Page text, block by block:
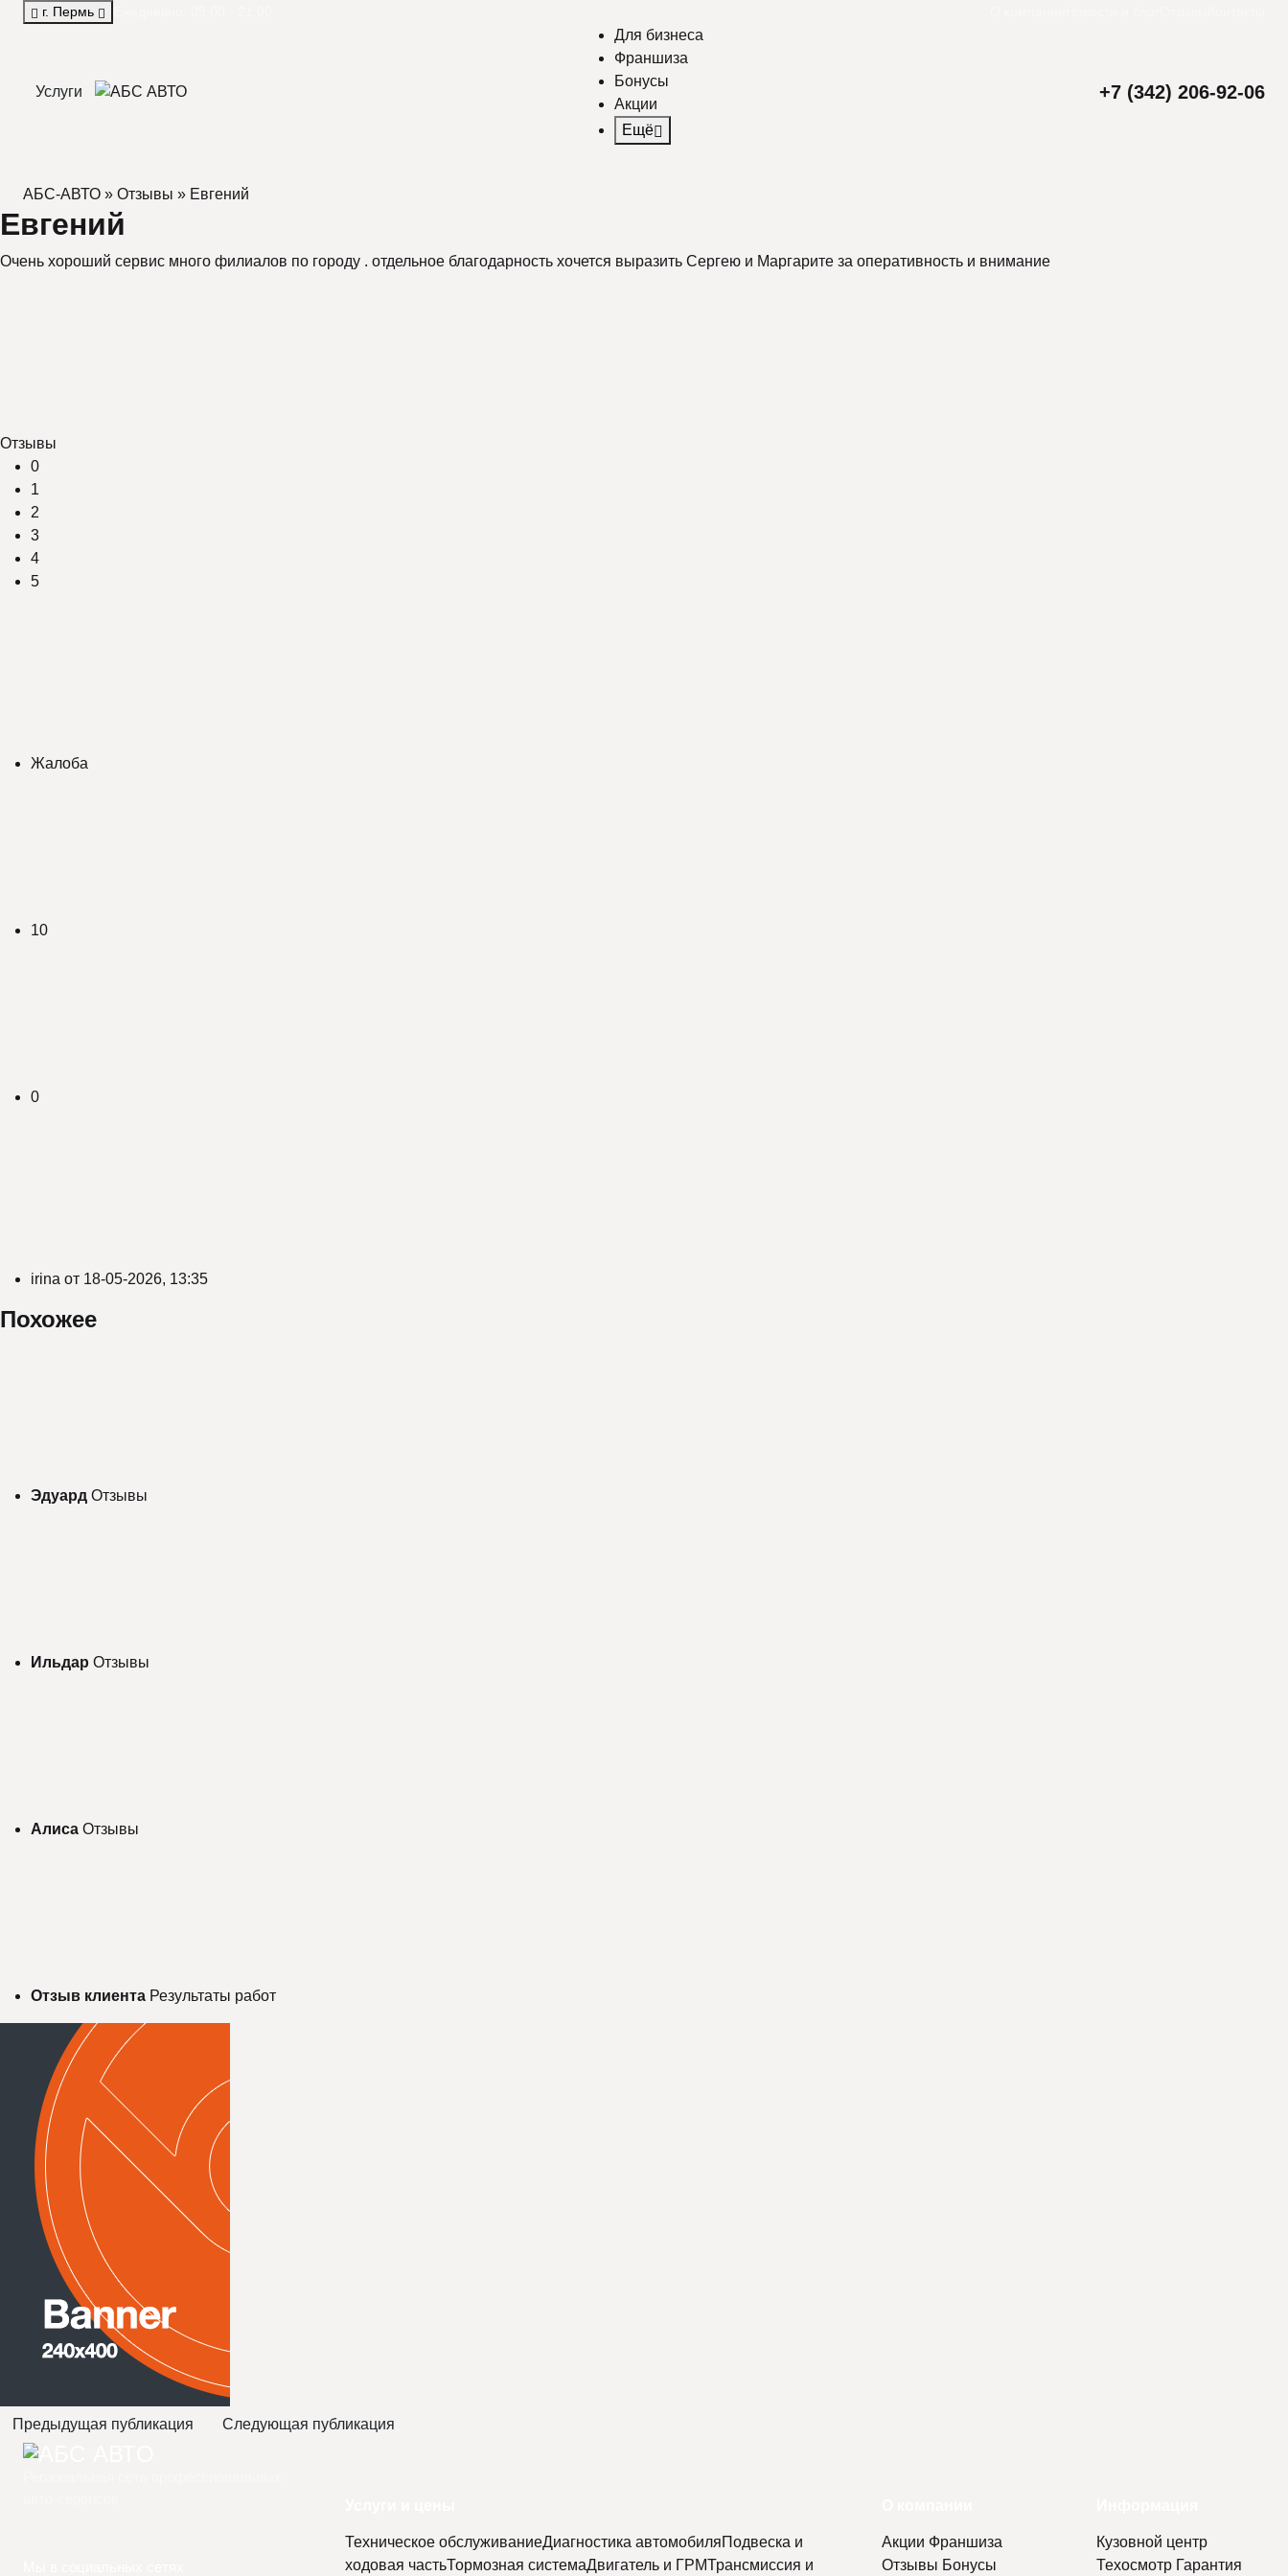
г. Пермь
Услуги
Для бизнеса
Франшиза
Бонусы
Акции
Ещё
+7 (342) 206-92-06
АБС-АВТО » Отзывы » Евгений
Евгений
Очень хороший сервис много филиалов по городу . отдельное благодарность хочется выразить Сергею и Маргарите за оперативность и внимание
Отзывы
0
1
2
3
4
5
Жалоба
10
0
irina от 18-05-2026, 13:35
Похожее
Эдуард Отзывы
Ильдар Отзывы
Алиса Отзывы
Отзыв клиента Результаты работ
Предыдущая публикация Следующая публикация
Техническое обслуживаниеДиагностика автомобиляПодвеска и
ходовая частьТормозная системаДвигатель и ГРМТрансмиссия и
Акции Франшиза
Отзывы Бонусы
Кузовной центр
Техосмотр Гарантия